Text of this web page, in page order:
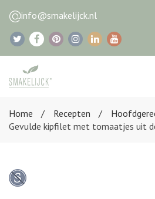
info@smakelijck.nl
Home
Recepten
Gevulde kipfilet met tomaatjes uit